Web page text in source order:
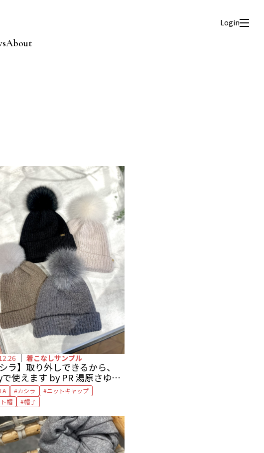
About
Login
着こなしサンプル
シラ】取り外しできるから、
使えます by PR 湯原さゆ美
カシラ
ニットキャップ
帽
帽子